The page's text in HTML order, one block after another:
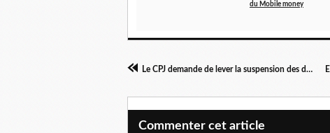
du Mobile money
Le CPJ demande de lever la suspension des deux journaux à Brazzaville!
Commenter cet article